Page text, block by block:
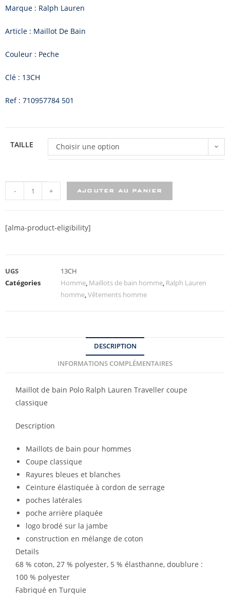
Marque : Ralph Lauren
Article : Maillot De Bain
Couleur : Peche
Clé : 13CH
Ref : 710957784 501
TAILLE Choisir une option
- + AJOUTER AU PANIER
[alma-product-eligibility]
UGS
13CH
Catégories
Homme, Maillots de bain homme, Ralph Lauren
homme,Vêtements homme
DESCRIPTION
INFORMATIONS COMPLÉMENTAIRES
Maillot de bain Polo Ralph Lauren Traveller coupe
classique
Description
Maillots de bain pour hommes
Coupe classique
Rayures bleues et blanches
Ceinture élastiquée à cordon de serrage
poches latérales
poche arrière plaquée
logo brodé sur la jambe
construction en mélange de coton
Details
68 % coton, 27 % polyester, 5 % élasthanne, doublure :
100 % polyester
Fabriqué en Turquie